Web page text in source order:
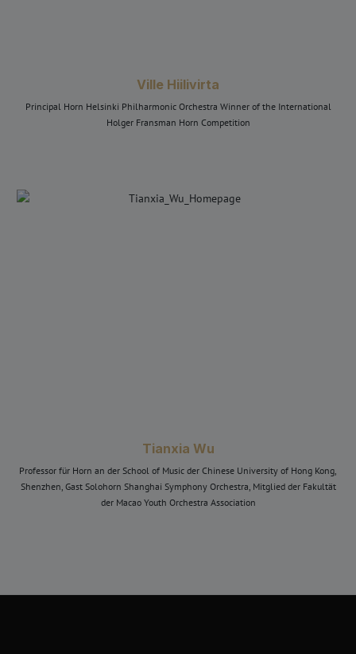
Ville Hiilivirta
Principal Horn Helsinki Philharmonic Orchestra Winner of the International
Holger Fransman Horn Competition
Tianxia Wu
Professor für Horn an der School of Music der Chinese University of Hong Kong,
Shenzhen, Gast Solohorn Shanghai Symphony Orchestra, Mitglied der Fakultät
der Macao Youth Orchestra Association